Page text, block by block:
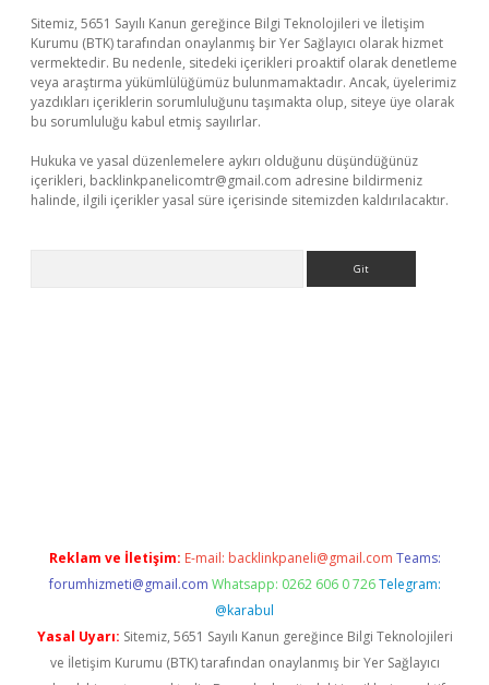
Sitemiz, 5651 Sayılı Kanun gereğince Bilgi Teknolojileri ve İletişim
Kurumu (BTK) tarafından onaylanmış bir Yer Sağlayıcı olarak hizmet
vermektedir. Bu nedenle, sitedeki içerikleri proaktif olarak denetleme
veya araştırma yükümlülüğümüz bulunmamaktadır. Ancak, üyelerimiz
yazdıkları içeriklerin sorumluluğunu taşımakta olup, siteye üye olarak
bu sorumluluğu kabul etmiş sayılırlar.
Hukuka ve yasal düzenlemelere aykırı olduğunu düşündüğünüz
içerikleri, backlinkpanelicomtr@gmail.com adresine bildirmeniz
halinde, ilgili içerikler yasal süre içerisinde sitemizden kaldırılacaktır.
Reklam ve İletişim: E-mail: backlinkpaneli@gmail.com Teams:
forumhizmeti@gmail.com Whatsapp: 0262 606 0 726 Telegram:
@karabul
Yasal Uyarı: Sitemiz, 5651 Sayılı Kanun gereğince Bilgi Teknolojileri
ve İletişim Kurumu (BTK) tarafından onaylanmış bir Yer Sağlayıcı